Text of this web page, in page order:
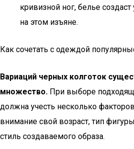
кривизной ног, белье
на этом изъяне.
Как сочетать с одеждой
Вариаций черных колготок
множество. При выборе
должна учесть несколько
внимание свой возраст, тип
стиль создаваемого образа.